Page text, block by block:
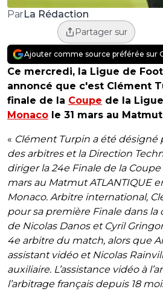
ParLa Rédaction
Partager sur
Ajouter comme source préférée sur
Ce mercredi, la Ligue de
annoncé que c'est Clément
finale de la Coupe de la
Monaco le 31 mars au
« Clément Turpin a été désigné
des arbitres et la Direction
diriger la 24e Finale de la
mars au Matmut ATLANTIQUE
Monaco. Arbitre international,
pour sa première Finale dans la
de Nicolas Danos et Cyril
4e arbitre du match, alors que
assistant vidéo et Nicolas
auxiliaire. L’assistance vidéo à
l’arbitrage français depuis 18